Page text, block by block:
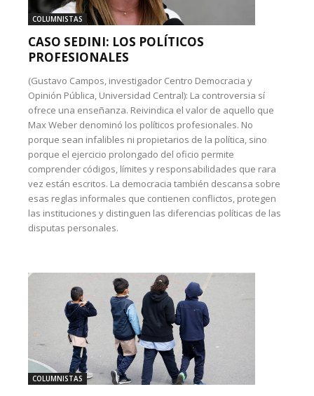
COLUMNISTAS
CASO SEDINI: LOS POLÍTICOS
PROFESIONALES
(Gustavo Campos, investigador Centro Democracia y
Opinión Pública, Universidad Central): La controversia sí
ofrece una enseñanza. Reivindica el valor de aquello que
Max Weber denominó los políticos profesionales. No
porque sean infalibles ni propietarios de la política, sino
porque el ejercicio prolongado del oficio permite
comprender códigos, límites y responsabilidades que rara
vez están escritos. La democracia también descansa sobre
esas reglas informales que contienen conflictos, protegen
las instituciones y distinguen las diferencias políticas de las
disputas personales.
COLUMNISTAS